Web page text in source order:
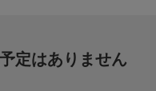
定はありません